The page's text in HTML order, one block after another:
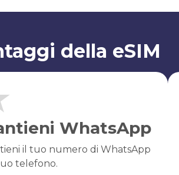
della eSIM
WhatsApp
il tuo numero di WhatsApp
telefono.